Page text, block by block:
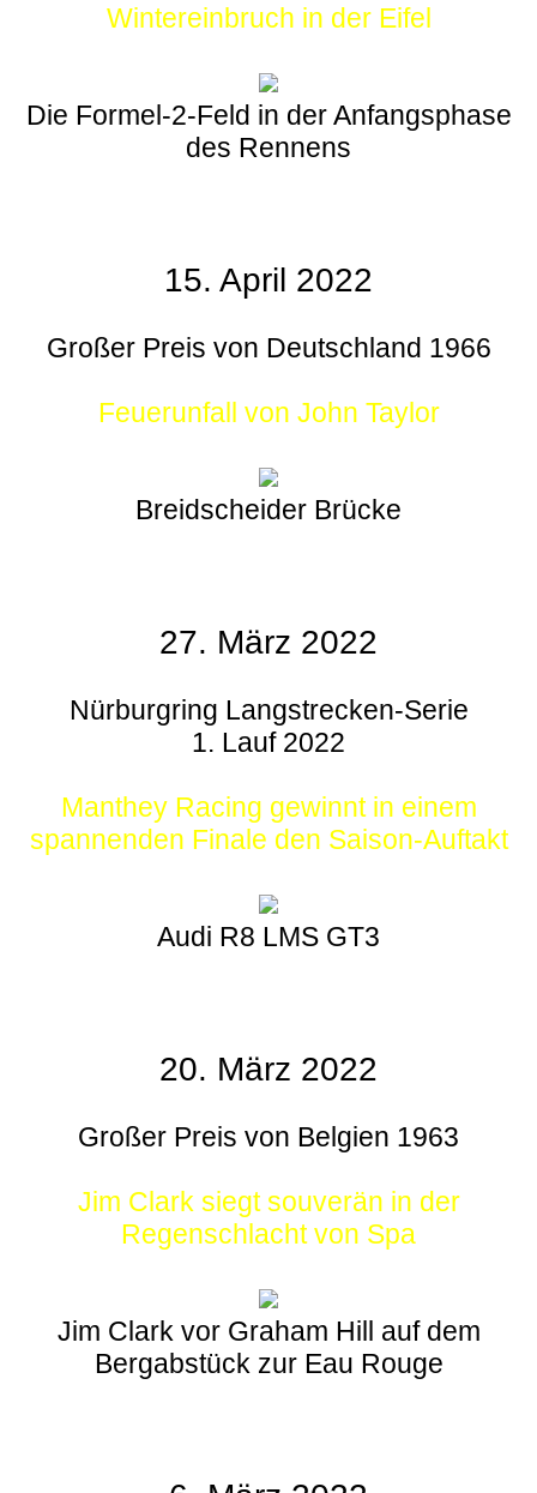
Wintereinbruch in der Eifel
Die Formel-2-Feld in der Anfangsphase
des Rennens
15. April 2022
Großer Preis von Deutschland 1966
Feuerunfall von John Taylor
Breidscheider Brücke
27. März 2022
Nürburgring Langstrecken-Serie
1. Lauf 2022
Manthey Racing gewinnt in einem
spannenden Finale den Saison-Auftakt
Audi R8 LMS GT3
20. März 2022
Großer Preis von Belgien 1963
Jim Clark siegt souverän in der
Regenschlacht von Spa
Jim Clark vor Graham Hill auf dem
Bergabstück zur Eau Rouge